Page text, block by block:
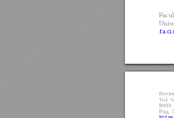
F
Univ
Vol. 6,
ISSN:
P´ag.